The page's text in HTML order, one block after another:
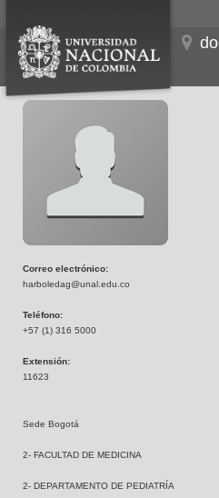
Correo electrónico:
harboledag@unal.edu.co
Teléfono:
+57 (1) 316 5000
Extensión:
11623
Sede Bogotá
2- FACULTAD DE MEDICINA
2- DEPARTAMENTO DE PEDIATRÍA